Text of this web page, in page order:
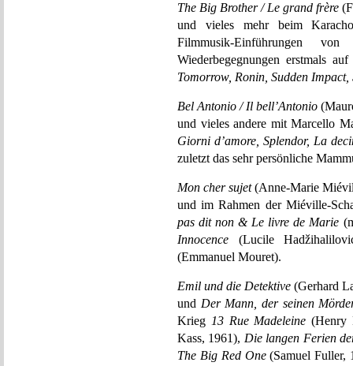
The Big Brother / Le grand frère
und vieles mehr beim
Filmmusik-Einführungen
Wiederbegegnungen erstmals
Tomorrow, Ronin, Sudden Impact,
Bel Antonio / Il bell’Antonio
und vieles andere mit Marcello
Giorni d’amore, Splendor, La
zuletzt das sehr persönliche
Mon cher sujet(Anne-Marie
und im Rahmen der Miéville-
pas dit non & Le livre de Marie
Innocence (Lucile
(Emmanuel Mouret).
Emil und die Detektive (Gerhard
und Der Mann, der seinen
Krieg 13 Rue Madeleine (Henry
Kass, 1961), Die langen Ferien
The Big Red One(Samuel Fuller,